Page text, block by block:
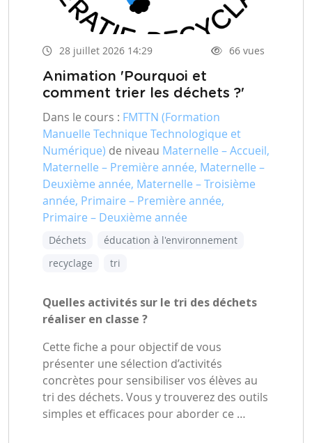
28 juillet 2026 14:29 66 vues
Animation 'Pourquoi et
comment trier les déchets ?'
Dans le cours : FMTTN (Formation
Manuelle Technique Technologique et
Numérique) de niveau Maternelle – Accueil,
Maternelle – Première année, Maternelle –
Deuxième année, Maternelle – Troisième
année, Primaire – Première année,
Primaire – Deuxième année
Déchets
éducation à l'environnement
recyclage
tri
Quelles activités sur le tri des déchets
réaliser en classe ?
Cette fiche a pour objectif de vous
présenter une sélection d’activités
concrètes pour sensibiliser vos élèves au
tri des déchets. Vous y trouverez des outils
simples et efficaces pour aborder ce …